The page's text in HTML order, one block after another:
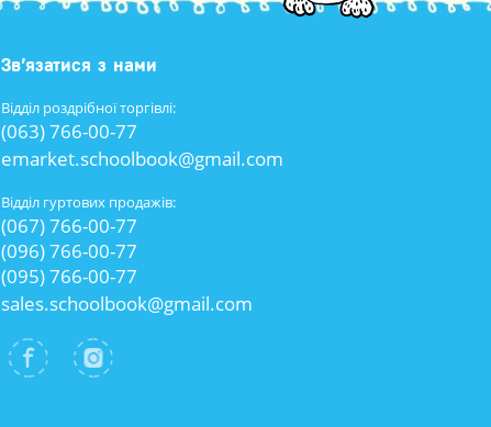
Зв’язатися з нами
Відділ роздрібної торгівлі:
(063) 766-00-77
emarket.schoolbook@gmail.com
Відділ гуртових продажів:
(067) 766-00-77
(096) 766-00-77
(095) 766-00-77
sales.schoolbook@gmail.com